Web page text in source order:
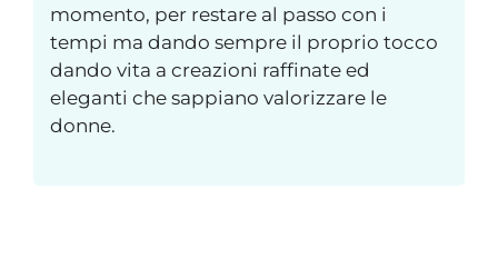
momento, per restare al passo con i
tempi ma dando sempre il proprio tocco
dando vita a creazioni raffinate ed
eleganti che sappiano valorizzare le
donne.